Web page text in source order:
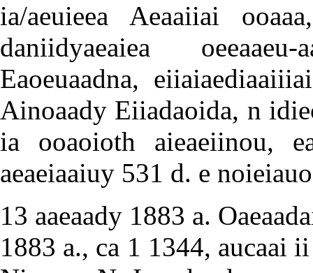
ia/aeuieea Aeaaiiai
daniidyaeaiea
Eaoeuaadna,
Ainoaady Eiiadaoida, n
ia ooaoioth aieaeiinou,
aeaeiaaiuy 531 d. e
13 aaeaady 1883 a.
1883 a., ca 1 1344, aucaai